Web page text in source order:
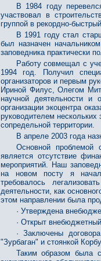
В 1984 году
участвовал в
группой в рекордно-
В 1991 году стал
был назначен
заповедника практически
Работу совмещал с
1994 год. Получил
организаторов и первым
Ириной Филус, Олегом
научной деятельности
организации экоцентра
руководителем
сопредельной территории.
В апреле 2003 года
Основной проблемой
является отсутствие
мероприятий. Наш
на новом посту я
требовалось
деятельности, как
этом направлении была
· Утверждена
· Открыт
· Заключены
"Зурбаган" и стоянкой
Таким образом была